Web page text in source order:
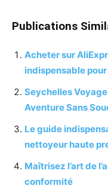
Publications
Acheter sur
indispensable
Seychelles Voyage
Aventure Sans
Le guide
nettoyeur haute
Maîtrisez l’art de
conformité